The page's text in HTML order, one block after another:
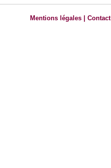
Mentions légales |Contact